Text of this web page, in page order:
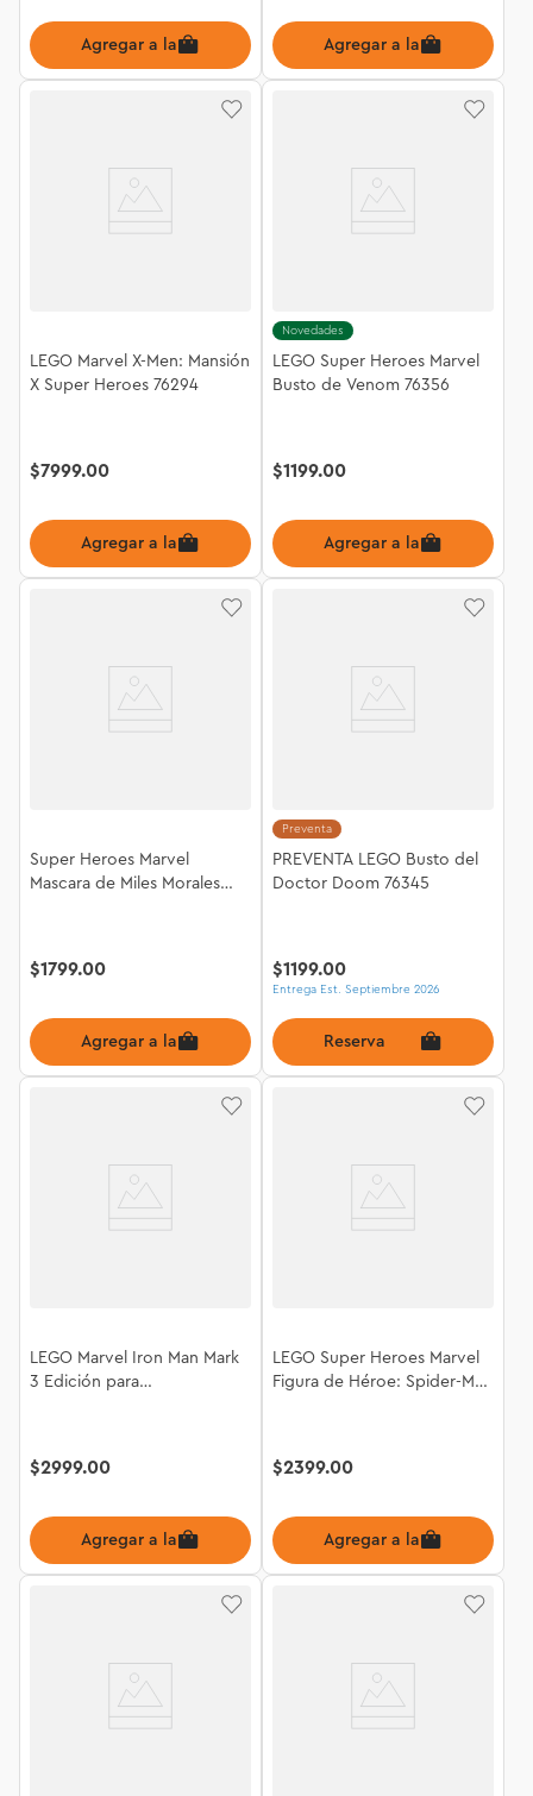
Agregar a la bolsa Agregar a la bolsa
LEGO Marvel X-Men: Mansión
X Super Heroes 76294
$7999.00
Agregar a la bolsa
Novedades
LEGO Super Heroes Marvel
Busto de Venom 76356
$1199.00
Agregar a la bolsa
Super Heroes Marvel
Mascara de Miles Morales
$1799.00
Agregar a la bolsa
Preventa
PREVENTA LEGO Busto del
Doctor Doom 76345
$1199.00
Entrega Est. Septiembre 2026
Reserva
LEGO Marvel Iron Man Mark
3 Edición para
$2999.00
Agregar a la bolsa
LEGO Super Heroes Marvel
Figura de Héroe: Spider-Man
$2399.00
Agregar a la bolsa